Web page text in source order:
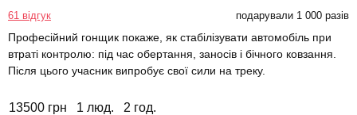
61 відгук подарували 1 000 разів
Професійний гонщик покаже, як стабілізувати автомобіль при
втраті контролю: під час обертання, заносів і бічного ковзання.
Після цього учасник випробує свої сили на треку.
13500 грн 1 люд. 2 год.